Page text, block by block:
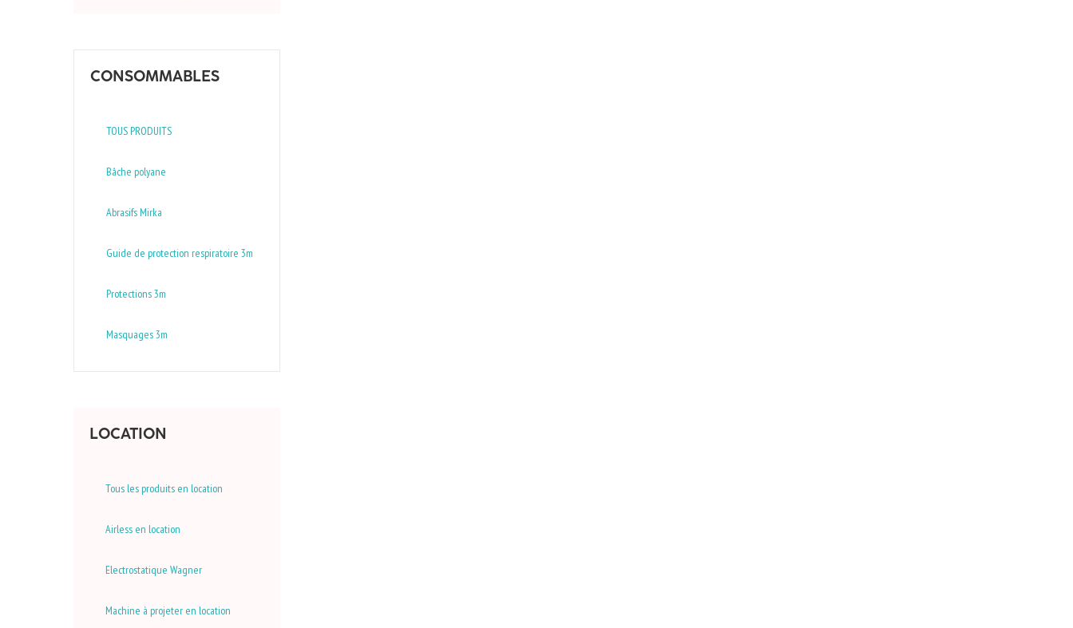
CONSOMMABLES
TOUS PRODUITS
Bâche polyane
Abrasifs Mirka
Guide de protection respiratoire 3m
Protections 3m
Masquages 3m
LOCATION
Tous les produits en location
Airless en location
Electrostatique Wagner
Machine à projeter en location